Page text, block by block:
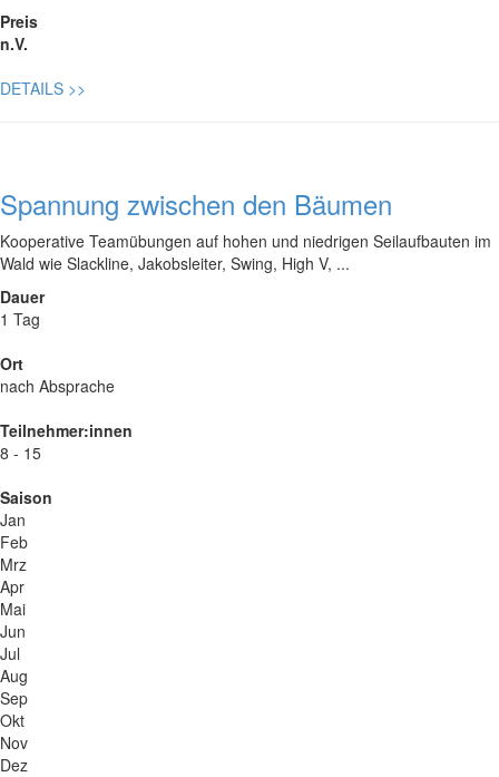
Preis
n.V.
DETAILS >>
Spannung zwischen den Bäumen
Kooperative Teamübungen auf hohen und niedrigen Seilaufbauten im
Wald wie Slackline, Jakobsleiter, Swing, High V, ...
Dauer
1 Tag
Ort
nach Absprache
Teilnehmer:innen
8 - 15
Saison
Jan
Feb
Mrz
Apr
Mai
Jun
Jul
Aug
Sep
Okt
Nov
Dez